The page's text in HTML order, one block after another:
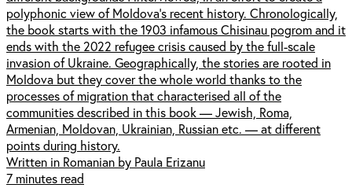
polyphonic view of Moldova’s recent history. Chronologically,
the book starts with the 1903 infamous Chisinau pogrom and it
ends with the 2022 refugee crisis caused by the full-scale
invasion of Ukraine. Geographically, the stories are rooted in
Moldova but they cover the whole world thanks to the
processes of migration that characterised all of the
communities described in this book — Jewish, Roma,
Armenian, Moldovan, Ukrainian, Russian etc. — at different
points during history.
Written in Romanian by Paula Erizanu
7 minutes read